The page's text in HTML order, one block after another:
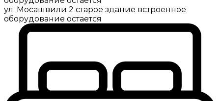
ул. Мосашвили 2 старое здание встроенное
оборудование остается